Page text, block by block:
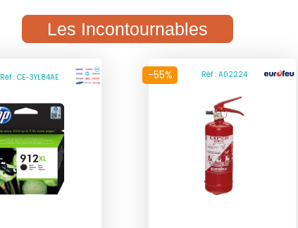
Les Incontournables
Réf : CE-3YL84AE -55% Réf : A02224